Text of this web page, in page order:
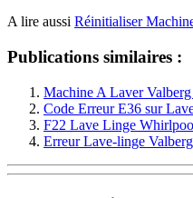
A lire aussi Réinitialiser
Publications similaires :
Machine A Laver
Code Erreur E36 sur
F22 Lave Linge
Erreur Lave-linge